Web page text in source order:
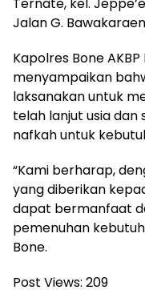
Jalan G.
Kapolres Bone AKBP
menyampaikan
laksanakan untuk
telah lanjut usia
nafkah untuk
“Kami berharap,
yang diberikan
dapat bermanfaat
pemenuhan
Bone.
Post Views: 209